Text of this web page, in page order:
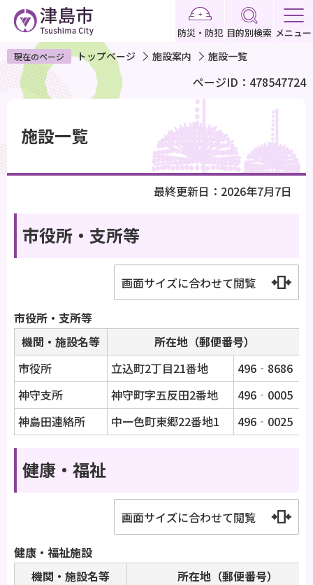
ペ
ー
ジ
頭
で
す
防災・防犯 目的別検索 メニュー
現在のページ トップページ 施設案内 施設一覧
ページID：478547724
施設一覧
最終更新日：2026年7月7日
市役所・支所等
画面サイズに合わせて閲覧
市役所・支所等
機関・施設名等
所在地（郵便番号）
市役所
立込町2丁目21番地 496‐8686
神守支所
神守町字五反田2番地 496‐0005
神島田連絡所
中一色町東郷22番地1 496‐0025
健康・福祉
画面サイズに合わせて閲覧
健康・福祉施設
機関・施設名等
所在地（郵便番号）